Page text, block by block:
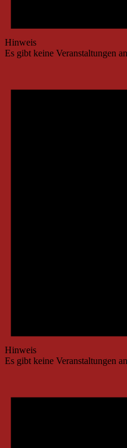
Hinweis
Es gibt keine Veranstaltungen
Hinweis
Es gibt keine Veranstaltungen